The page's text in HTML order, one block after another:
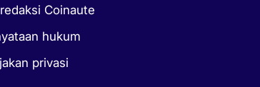
Coinaute
hukum
privasi